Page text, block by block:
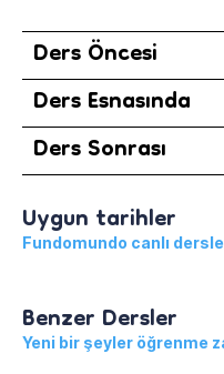
Ders Öncesi
Ders Esnasında
Ders Sonrası
Uygun tarihler
Fundomundo canlı
Benzer Dersler
Yeni bir şeyler öğrenme